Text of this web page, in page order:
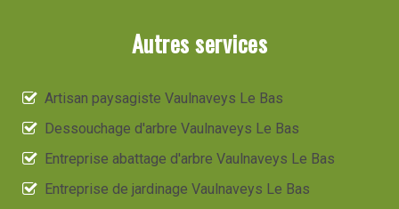
Autres services
Artisan paysagiste Vaulnaveys Le Bas
Dessouchage d'arbre Vaulnaveys Le Bas
Entreprise abattage d'arbre Vaulnaveys Le Bas
Entreprise de jardinage Vaulnaveys Le Bas